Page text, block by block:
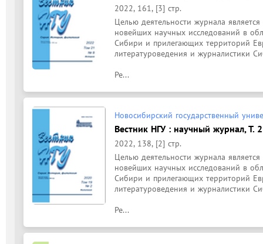
2022, 161, [3] стр.
Целью деятельности журнала
новейших научных исследований в
Сибири и прилегающих территорий
литературоведения и журналистики
Ре...
Новосибирский государственный
Вестник НГУ : научный журнал, Т.
2022, 138, [2] стр.
Целью деятельности журнала
новейших научных исследований в
Сибири и прилегающих территорий
литературоведения и журналистики
Ре...